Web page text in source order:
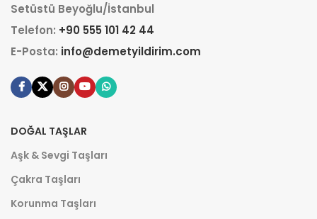
Setüstü Beyoğlu/İstanbul
Telefon: +90 555 101 42 44
E-Posta: info@demetyildirim.com
DOĞAL TAŞLAR
Aşk & Sevgi Taşları
Çakra Taşları
Korunma Taşları